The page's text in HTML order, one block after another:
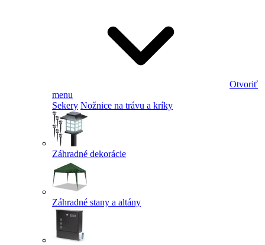
Otvoriť
menu
Sekery Nožnice na trávu a kríky
Záhradné dekorácie
Záhradné stany a altány